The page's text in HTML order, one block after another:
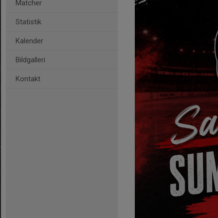
Matcher
Statistik
Kalender
Bildgalleri
Kontakt